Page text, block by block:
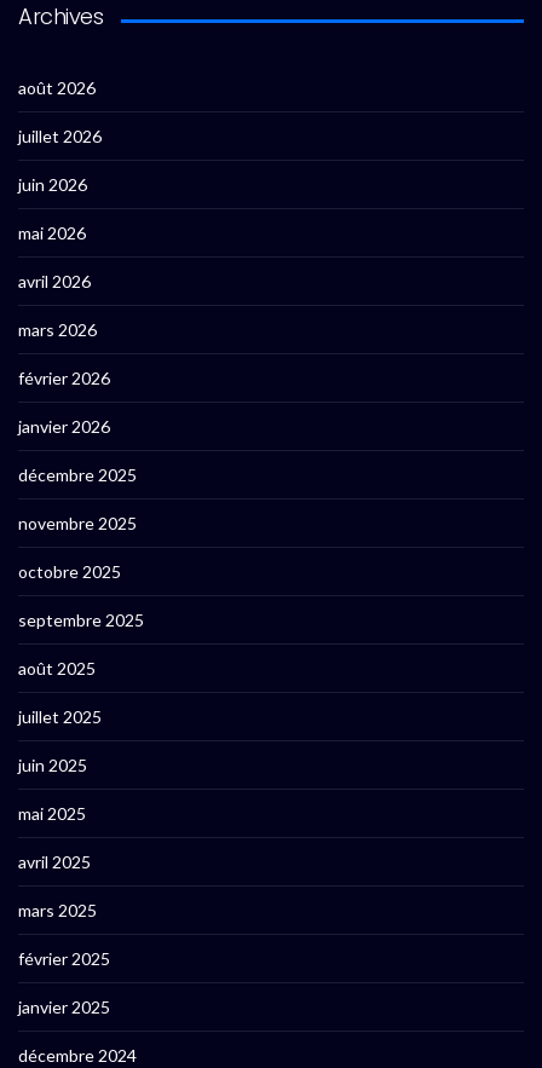
Archives
août 2026
juillet 2026
juin 2026
mai 2026
avril 2026
mars 2026
février 2026
janvier 2026
décembre 2025
novembre 2025
octobre 2025
septembre 2025
août 2025
juillet 2025
juin 2025
mai 2025
avril 2025
mars 2025
février 2025
janvier 2025
décembre 2024